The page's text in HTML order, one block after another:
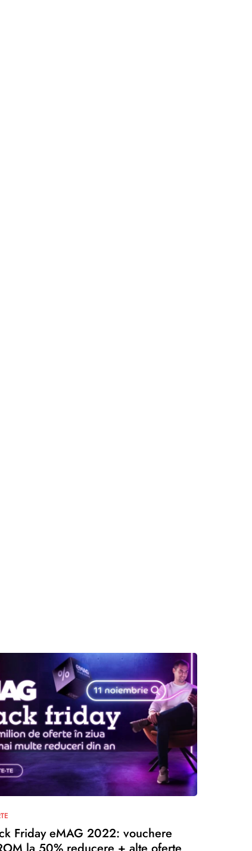
Friday eMAG 2022: vouchere